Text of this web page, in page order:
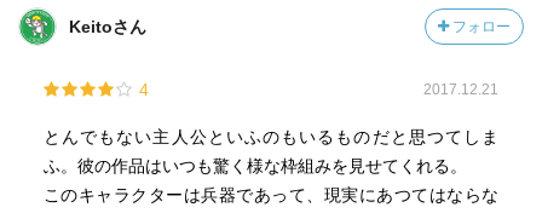
Keitoさん フォロー
4 2017.12.21
とんでもない主人公といふのもいるものだと思つてしま
ふ。彼の作品はいつも驚く様な枠組みを見せてくれる。
このキャラクターは兵器であって、現実にあつてはならな